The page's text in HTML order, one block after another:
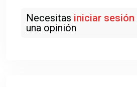
Necesitas iniciar sesión
una opinión